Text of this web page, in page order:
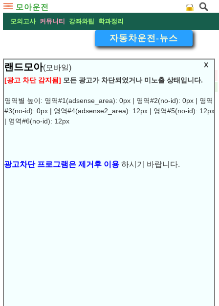
모아운전
모의고사 커뮤니티 강좌와팁 학과정리
X
랜드모아(모바일)
[광고 차단 감지됨] 모든 광고가 차단되었거나 미노출 상태입니다.
영역별 높이: 영역#1(adsense_area): 0px | 영역#2(no-id): 0px | 영역
#3(no-id): 0px | 영역#4(adsense2_area): 12px | 영역#5(no-id): 12px
| 영역#6(no-id): 12px
자동차운전-뉴스
▽‘운전면허’ 불체자 80만명 넘었다
URL복사
▶
‘운전면허’ 불체자 80만명 넘었다
지 2년만에 캘리포니아 전역에서 운전면허증을 발급받은 불